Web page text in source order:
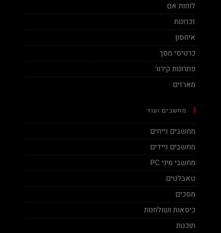
לוחות אם
זכרונות
איחסון
כרטיסי מסך
פתרונות קירור
מארזים
מחשבים ועוד
מחשבים נייחים
מחשבים ניידים
מחשבי מיני PC
טאבלטים
מסכים
כיסאות ושולחנות
תוכנות